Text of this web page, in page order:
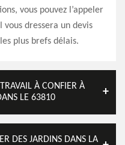
vous pouvez l’appeler
vous dressera un devis
plus brefs délais.
À CONFIER À
LE 63810
DES JARDINS DANS LA